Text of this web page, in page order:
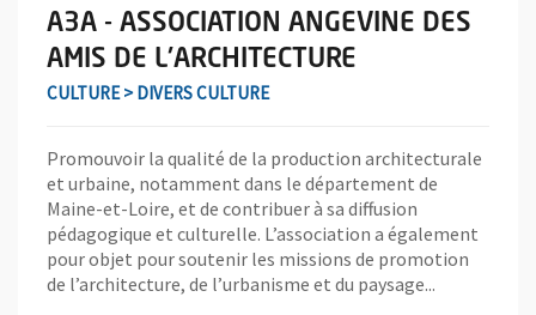
A3A - ASSOCIATION ANGEVINE DES
AMIS DE L'ARCHITECTURE
CULTURE > DIVERS CULTURE
Promouvoir la qualité de la production architecturale
et urbaine, notamment dans le département de
Maine-et-Loire, et de contribuer à sa diffusion
pédagogique et culturelle. L’association a également
pour objet pour soutenir les missions de promotion
de l’architecture, de l’urbanisme et du paysage...